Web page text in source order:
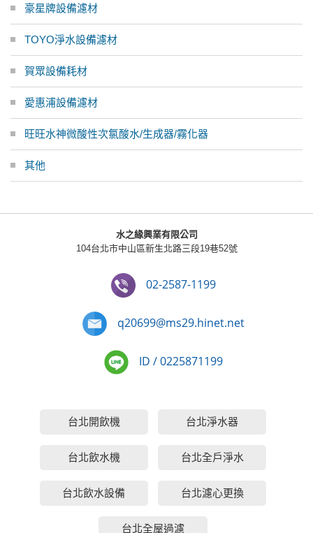
豪星牌設備濾材
TOYO淨水設備濾材
賀眾設備耗材
愛惠浦設備濾材
旺旺水神微酸性次氯酸水/生成器/霧化器
其他
水之緣興業有限公司
104台北市中山區新生北路三段19巷52號
02-2587-1199
q20699@ms29.hinet.net
ID / 0225871199
台北開飲機 台北淨水器
台北飲水機 台北全戶淨水
台北飲水設備 台北濾心更換
台北全屋過濾